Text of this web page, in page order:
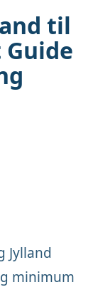
til
Guide
Jylland
minimum